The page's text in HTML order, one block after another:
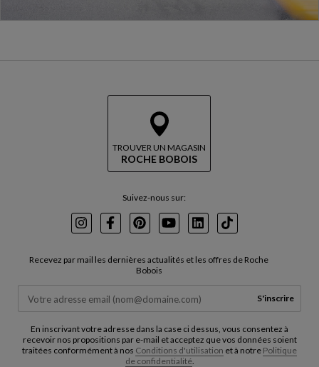
TROUVER UN MAGASIN
ROCHE BOBOIS
Suivez-nous sur:
InstagramFacebookPinterest
YoutubeLinkedInTikTok
Recevez par mail les dernières actualités et les offres de Roche
Bobois
S'inscrire
En inscrivant votre adresse dans la case ci dessus, vous consentez à
recevoir nos propositions par e-mail et acceptez que vos données soient
traitées conformément à nos Conditions d'utilisation et à notre Politique
de confidentialité.